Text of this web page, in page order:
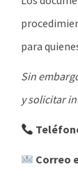
para
Sin
y solicitar
Correo